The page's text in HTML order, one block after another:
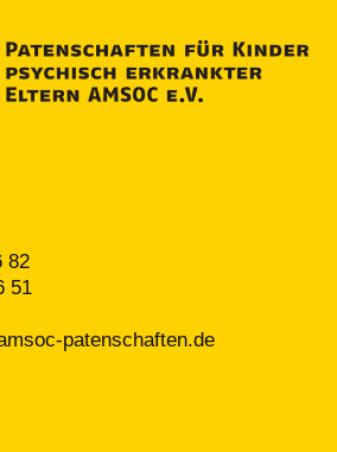
82
51
patenschaften.de